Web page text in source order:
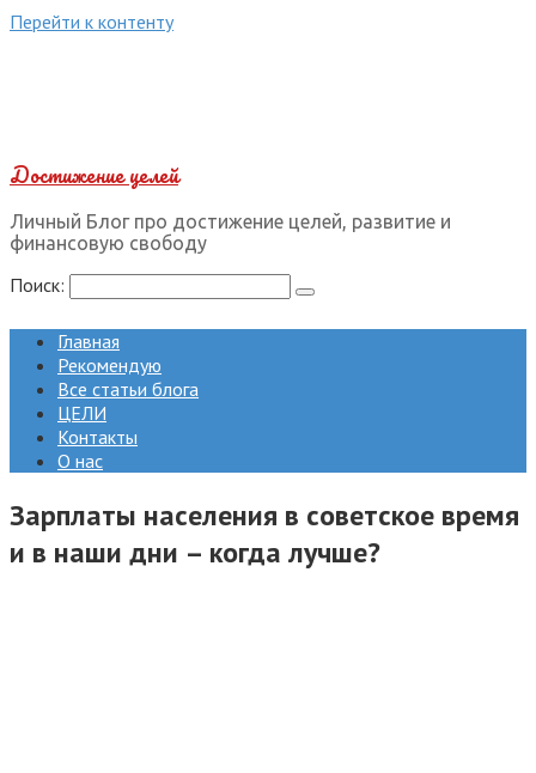
Перейти к контенту
Достижение целей
Личный Блог про достижение целей, развитие и
финансовую свободу
Поиск:
Главная
Рекомендую
Все статьи блога
ЦЕЛИ
Контакты
О нас
Зарплаты населения в советское время
и в наши дни – когда лучше?